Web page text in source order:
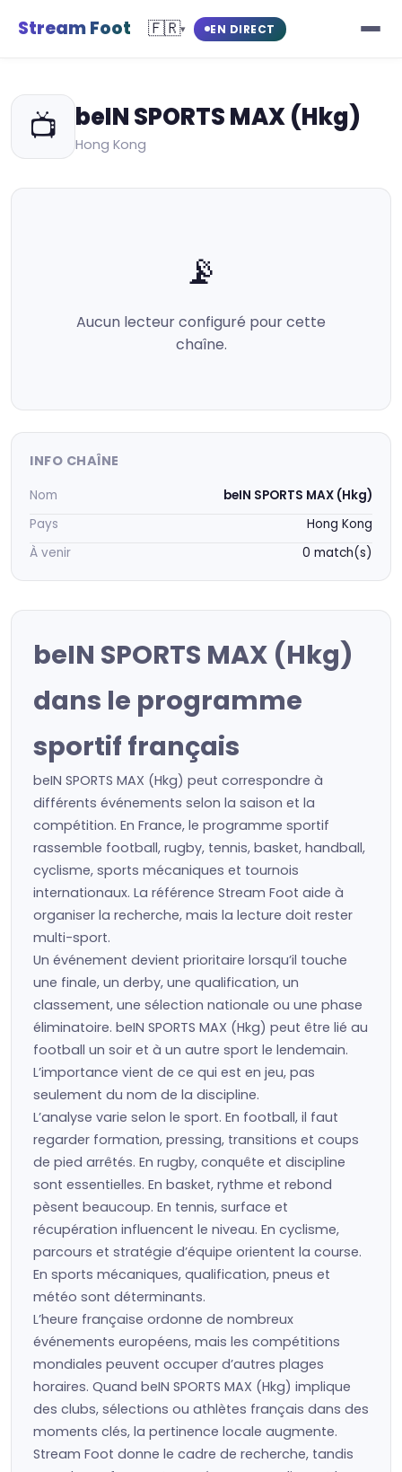
Stream Foot 🇫🇷▾ EN DIRECT
📺 beIN SPORTS MAX (Hkg)
Hong Kong
📡
Aucun lecteur configuré pour cette
chaîne.
INFO CHAÎNE
Nom
beIN SPORTS MAX (Hkg)
Pays
Hong Kong
À venir
0 match(s)
beIN SPORTS MAX (Hkg)
dans le programme
sportif français
beIN SPORTS MAX (Hkg) peut correspondre à
différents événements selon la saison et la
compétition. En France, le programme sportif
rassemble football, rugby, tennis, basket, handball,
cyclisme, sports mécaniques et tournois
internationaux. La référence Stream Foot aide à
organiser la recherche, mais la lecture doit rester
multi-sport.
Un événement devient prioritaire lorsqu’il touche
une finale, un derby, une qualification, un
classement, une sélection nationale ou une phase
éliminatoire. beIN SPORTS MAX (Hkg) peut être lié au
football un soir et à un autre sport le lendemain.
L’importance vient de ce qui est en jeu, pas
seulement du nom de la discipline.
L’analyse varie selon le sport. En football, il faut
regarder formation, pressing, transitions et coups
de pied arrêtés. En rugby, conquête et discipline
sont essentielles. En basket, rythme et rebond
pèsent beaucoup. En tennis, surface et
récupération influencent le niveau. En cyclisme,
parcours et stratégie d’équipe orientent la course.
En sports mécaniques, qualification, pneus et
météo sont déterminants.
L’heure française ordonne de nombreux
événements européens, mais les compétitions
mondiales peuvent occuper d’autres plages
horaires. Quand beIN SPORTS MAX (Hkg) implique
des clubs, sélections ou athlètes français dans des
moments clés, la pertinence locale augmente.
Stream Foot donne le cadre de recherche, tandis